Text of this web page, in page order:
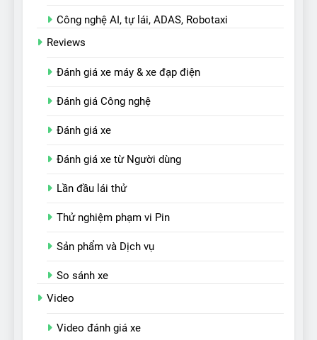
Công nghệ AI, tự lái, ADAS, Robotaxi
Reviews
Đánh giá xe máy & xe đạp điện
Đánh giá Công nghệ
Đánh giá xe
Đánh giá xe từ Người dùng
Lần đầu lái thử
Thử nghiệm phạm vi Pin
Sản phẩm và Dịch vụ
So sánh xe
Video
Video đánh giá xe